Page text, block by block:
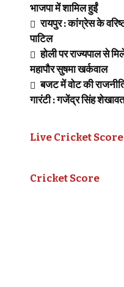
भाजपा में शामिल हुईं
रायपुर : कांग्रेस के
पाटिल
होली पर राज्यपाल से
महापौर सुषमा खर्कवाल
बजट में वोट की
गारंटी : गजेंद्र सिंह
Live Cricket Score
Cricket Score